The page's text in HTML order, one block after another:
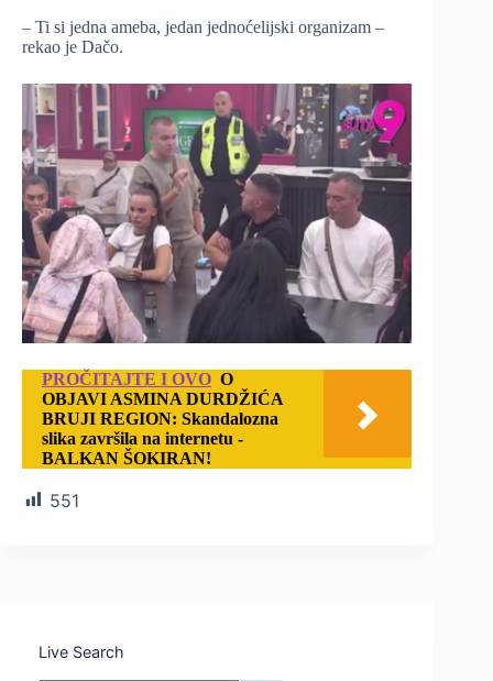
– Ti si jedna ameba, jedan jednoćelijski organizam –
rekao je Dačo.
PROČITAJTE I OVO O
OBJAVI ASMINA DURDŽIĆA
BRUJI REGION: Skandalozna
slika završila na internetu -
BALKAN ŠOKIRAN!
551
Live Search